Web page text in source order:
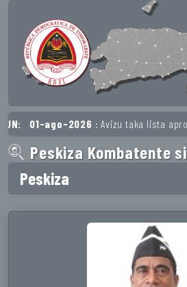
01-ago-2026: Avizu taka lista
Peskiza Kombatente
Peskiza